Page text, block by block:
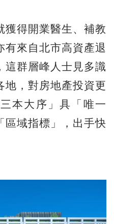
獲得開業醫生、補教
有來自北市高資產退
這群層峰人士見多識
地，對房地產投資更
本大序」具「唯一
區域指標」，出手快